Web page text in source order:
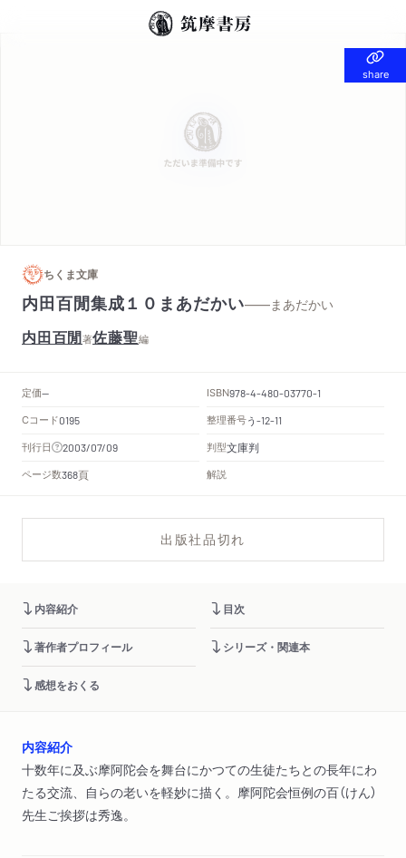
share
share
ちくま文庫
内田百閒集成１０まあだかい——まあだかい
内田百閒著佐藤聖編
定価-- ISBN978-4-480-03770-1
Cコード0195 整理番号う -12-11
刊行日 2003/07/09 判型文庫判
ページ数368頁 解説
出版社品切れ
内容紹介 目次
著作者プロフィール シリーズ・関連本
感想をおくる
内容紹介
十数年に及ぶ摩阿陀会を舞台にかつての生徒たちとの長年にわ
たる交流、自らの老いを軽妙に描く。摩阿陀会恒例の百（けん）
先生ご挨拶は秀逸。